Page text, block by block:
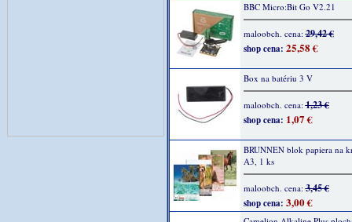
BBC Micro:Bit Go V2.21
maloobch. cena:29,42 €
shop cena: 25,58 €
Box na batériu 3 V
maloobch. cena:1,23 €
shop cena: 1,07 €
BRUNNEN blok papiera na
A3, 1 ks
maloobch. cena:3,45 €
shop cena: 3,00 €